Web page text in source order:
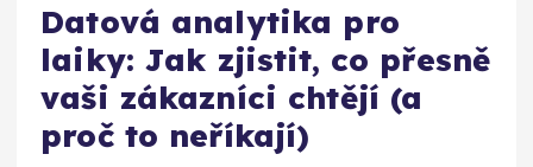
Datová analytika pro
laiky: Jak zjistit, co přesně
vaši zákazníci chtějí (a
proč to neříkají)